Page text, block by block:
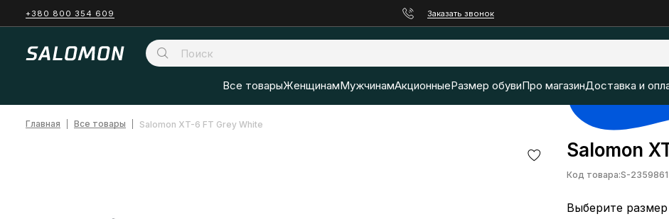
+380 800 354 609 Заказать звонок
Все товарыЖенщинамМужчинамАкционныеРазмер обувиПро магазинДоставка и
Главная Все товары Salomon XT-6 FT Grey White
Salomon
Код товара:S-2359861
Выберите размер